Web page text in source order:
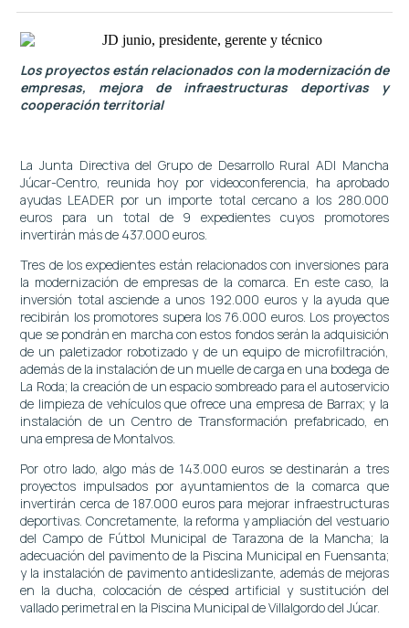
Los proyectos están relacionados con la modernización de
empresas, mejora de infraestructuras deportivas y
cooperación territorial
La Junta Directiva del Grupo de Desarrollo Rural ADI Mancha
Júcar-Centro, reunida hoy por videoconferencia, ha aprobado
ayudas LEADER por un importe total cercano a los 280.000
euros para un total de 9 expedientes cuyos promotores
invertirán más de 437.000 euros.
Tres de los expedientes están relacionados con inversiones para
la modernización de empresas de la comarca. En este caso, la
inversión total asciende a unos 192.000 euros y la ayuda que
recibirán los promotores supera los 76.000 euros. Los proyectos
que se pondrán en marcha con estos fondos serán la adquisición
de un paletizador robotizado y de un equipo de microfiltración,
además de la instalación de un muelle de carga en una bodega de
La Roda; la creación de un espacio sombreado para el autoservicio
de limpieza de vehículos que ofrece una empresa de Barrax; y la
instalación de un Centro de Transformación prefabricado, en
una empresa de Montalvos.
Por otro lado, algo más de 143.000 euros se destinarán a tres
proyectos impulsados por ayuntamientos de la comarca que
invertirán cerca de 187.000 euros para mejorar infraestructuras
deportivas. Concretamente, la reforma y ampliación del vestuario
del Campo de Fútbol Municipal de Tarazona de la Mancha; la
adecuación del pavimento de la Piscina Municipal en Fuensanta;
y la instalación de pavimento antideslizante, además de mejoras
en la ducha, colocación de césped artificial y sustitución del
vallado perimetral en la Piscina Municipal de Villalgordo del Júcar.